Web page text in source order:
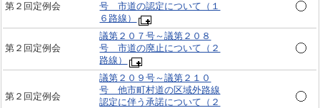
第２回定例会
号 市道の認定について（１
６路線）
第２回定例会
議第２０７号～議第２０８
号 市道の廃止について（２
路線）
第２回定例会
議第２０９号～議第２１０
号 他市町村道の区域外路線
認定に伴う承諾について（２